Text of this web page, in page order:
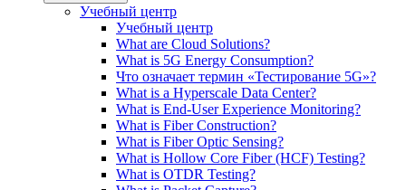
Учебный центр
Учебный центр
What are Cloud Solutions?
What is 5G Energy Consumption?
Что означает термин «Тестирование 5G»?
What is a Hyperscale Data Center?
What is End-User Experience Monitoring?
What is Fiber Construction?
What is Fiber Optic Sensing?
What is Hollow Core Fiber (HCF) Testing?
What is OTDR Testing?